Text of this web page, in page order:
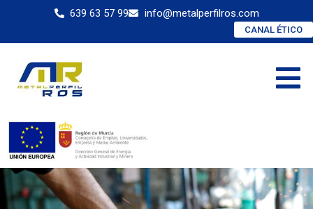
639 63 57 99 info@metalperfilros.com
CANAL ÉTICO